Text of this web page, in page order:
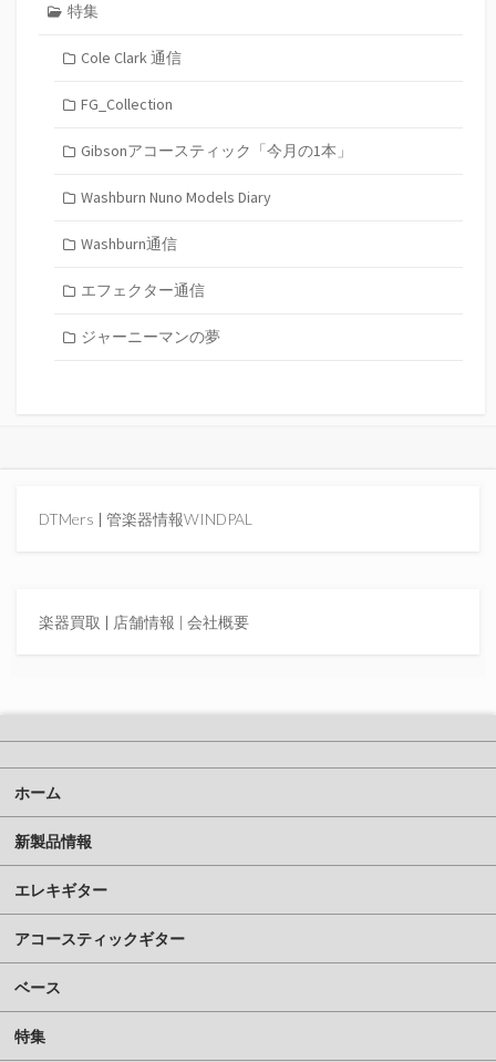
特集
Cole Clark 通信
FG_Collection
Gibsonアコースティック「今月の1本」
Washburn Nuno Models Diary
Washburn通信
エフェクター通信
ジャーニーマンの夢
DTMers | 管楽器情報WINDPAL
楽器買取 | 店舗情報 | 会社概要
ホーム
新製品情報
エレキギター
アコースティックギター
ベース
特集